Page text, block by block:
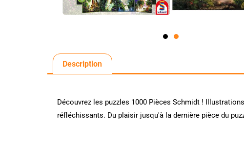
Description
Découvrez les puzzles 1000 Pièces Schmidt !
réfléchissants. Du plaisir jusqu'à la dernière pièce du